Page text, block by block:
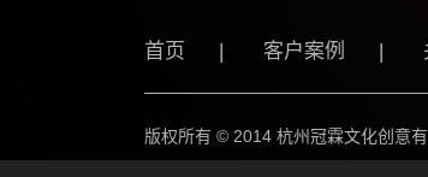
首页 | 客户案例 |
版权所有 © 2014 杭州冠霖文化创意